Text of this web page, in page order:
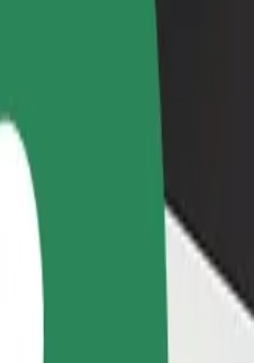
Sasniedz vairāk klientu un
ieņēmumus
Railway Station
Station? Uzzini, kuri